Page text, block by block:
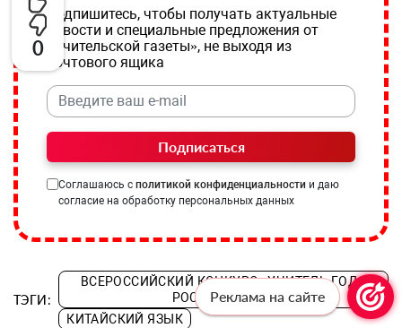
0
Подпишитесь, чтобы получать актуальные
новости и специальные предложения от
«Учительской газеты», не выходя из
почтового ящика
Подписаться
Соглашаюсь с политикой конфиденциальности и даю
согласие на обработку персональных данных
ТЭГИ:
ВСЕРОССИЙСКИЙ КОНКУРС «УЧИТЕЛЬ ГОДА
РОССИИ – 2025»
КИТАЙСКИЙ ЯЗЫК
Реклама на сайте